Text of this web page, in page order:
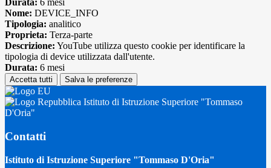
Durata: 6 mesi
Nome: DEVICE_INFO
Tipologia: analitico
Proprieta: Terza-parte
Descrizione: YouTube utilizza questo cookie per identificare la
tipologia di device utilizzata dall'utente.
Durata: 6 mesi
Accetta tutti Salva le preferenze
Istituto di Istruzione Superiore "Tommaso
D'Oria"
Contatti
Istituto di Istruzione Superiore "Tommaso D'Oria"